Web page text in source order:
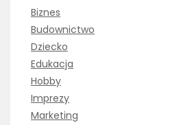
Biznes
Budownictwo
Dziecko
Edukacja
Hobby
Imprezy
Marketing